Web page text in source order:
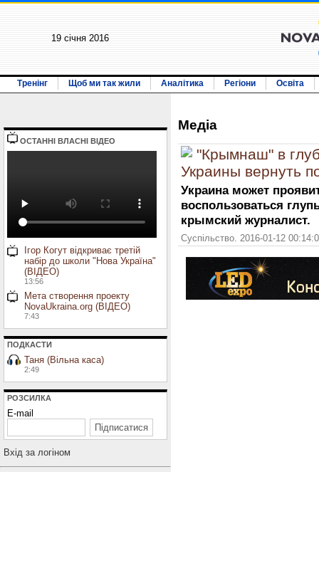
19 січня 2016
Тренінг Щоб ми так жили Аналітика Регіони Освіта
ОСТАННI ВЛАСНI ВIДЕО
Ігор Когут відкриває третій
набір до школи "Нова Україна"
(ВІДЕО)
13:56
Мета створення проекту
NovaUkraina.org (ВІДЕО)
7:43
ПОДКАСТИ
Таня (Вільна каса)
2:49
РОЗСИЛКА
E-mail
Вхiд за логiном
Медiа
"Крымнаш" в
Украины вернуть
Украина может
воспользоваться
крымский журналист.
Суспільство. 2016-01-12